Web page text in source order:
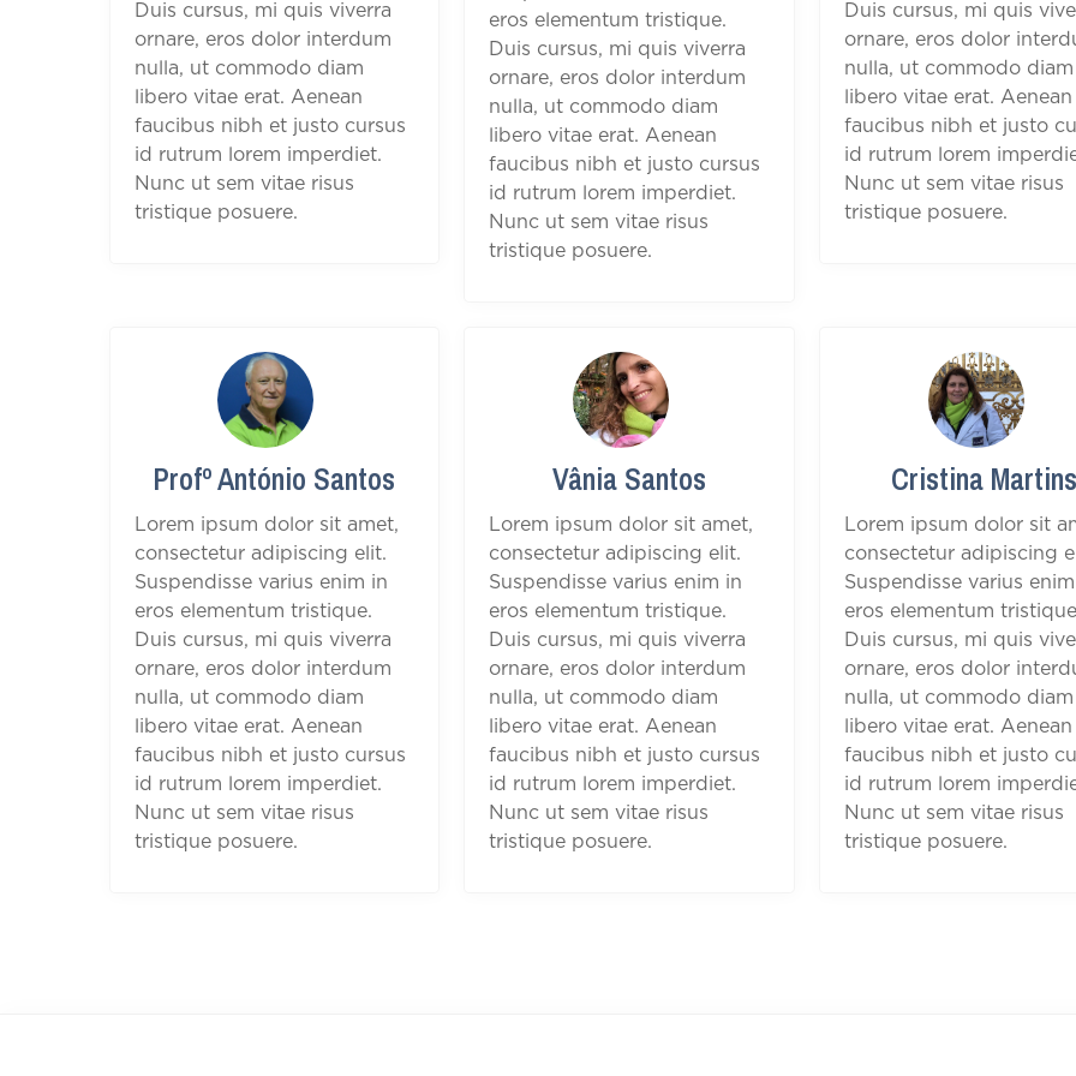
Duis cursus, mi quis viverra
ornare, eros dolor interdum
nulla, ut commodo diam
libero vitae erat. Aenean
faucibus nibh et justo cursus
id rutrum lorem imperdiet.
Nunc ut sem vitae risus
tristique posuere.
eros elementum tristique.
Duis cursus, mi quis viverra
ornare, eros dolor interdum
nulla, ut commodo diam
libero vitae erat. Aenean
faucibus nibh et justo cursus
id rutrum lorem imperdiet.
Nunc ut sem vitae risus
tristique posuere.
Duis cursus, mi quis
ornare, eros dolor
nulla, ut commodo diam
libero vitae erat. Aenean
faucibus nibh et justo
id rutrum lorem
Nunc ut sem vitae risus
tristique posuere.
Profº António Santos
Lorem ipsum dolor sit amet,
consectetur adipiscing elit.
Suspendisse varius enim in
eros elementum tristique.
Duis cursus, mi quis viverra
ornare, eros dolor interdum
nulla, ut commodo diam
libero vitae erat. Aenean
faucibus nibh et justo cursus
id rutrum lorem imperdiet.
Nunc ut sem vitae risus
tristique posuere.
Vânia Santos
Lorem ipsum dolor sit amet,
consectetur adipiscing elit.
Suspendisse varius enim in
eros elementum tristique.
Duis cursus, mi quis viverra
ornare, eros dolor interdum
nulla, ut commodo diam
libero vitae erat. Aenean
faucibus nibh et justo cursus
id rutrum lorem imperdiet.
Nunc ut sem vitae risus
tristique posuere.
Cristina
Lorem ipsum dolor sit
consectetur adipiscing
Suspendisse varius
eros elementum
Duis cursus, mi quis
ornare, eros dolor
nulla, ut commodo diam
libero vitae erat. Aenean
faucibus nibh et justo
id rutrum lorem
Nunc ut sem vitae risus
tristique posuere.